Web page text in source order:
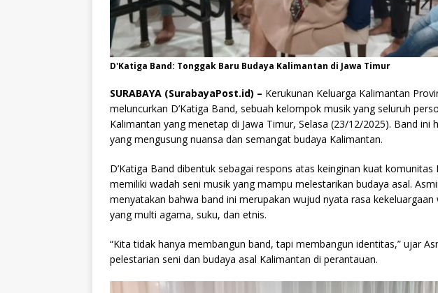
D'Katiga Band: Tonggak Baru Budaya Kalimantan di Jawa Timur
SURABAYA (SurabayaPost.id) – Kerukunan Keluarga Kalimantan
meluncurkan D’Katiga Band, sebuah kelompok musik yang seluruh
Kalimantan yang menetap di Jawa Timur, Selasa (23/12/2025). Band ini
yang mengusung nuansa dan semangat budaya Kalimantan.
D’Katiga Band dibentuk sebagai respons atas keinginan kuat
memiliki wadah seni musik yang mampu melestarikan budaya asal.
menyatakan bahwa band ini merupakan wujud nyata rasa
yang multi agama, suku, dan etnis.
“Kita tidak hanya membangun band, tapi membangun identitas,” ujar
pelestarian seni dan budaya asal Kalimantan di perantauan.